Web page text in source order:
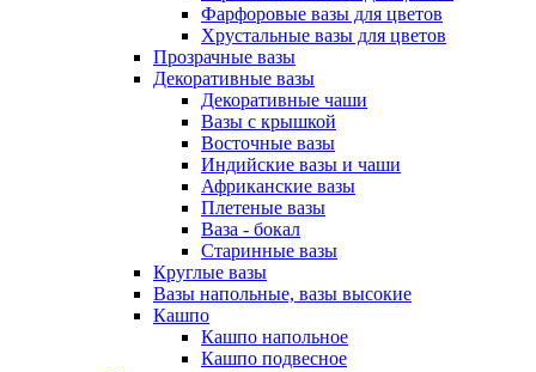
Фарфоровые вазы для цветов
Хрустальные вазы для цветов
Прозрачные вазы
Декоративные вазы
Декоративные чаши
Вазы с крышкой
Восточные вазы
Индийские вазы и чаши
Африканские вазы
Плетеные вазы
Ваза - бокал
Старинные вазы
Круглые вазы
Вазы напольные, вазы высокие
Кашпо
Кашпо напольное
Кашпо подвесное